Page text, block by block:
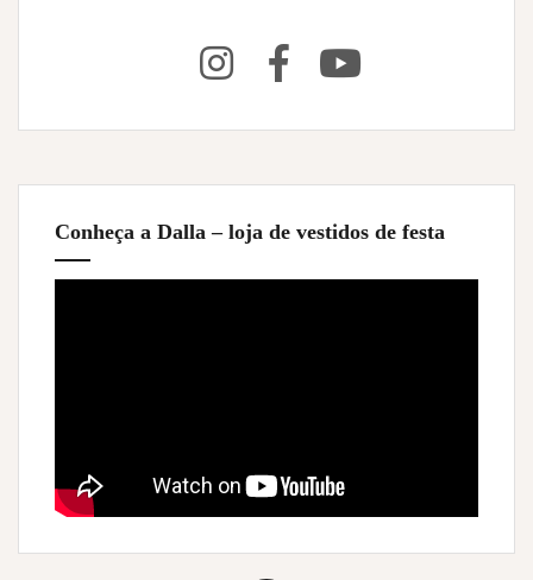
Conheça a Dalla – loja de vestidos de festa